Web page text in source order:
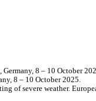
8 – 10 October
8 – 10 October 2025.
of severe weather.